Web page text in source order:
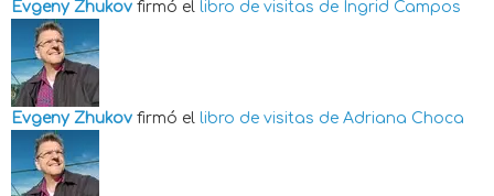
Evgeny Zhukov firmó el libro de visitas de Ingrid Campos
Evgeny Zhukov firmó el libro de visitas de Adriana Choca